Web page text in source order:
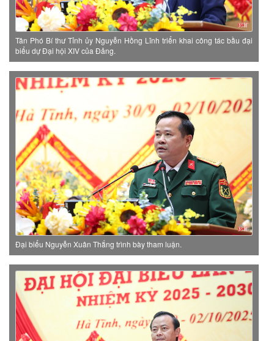
Tân Phó Bí thư Tỉnh ủy Nguyễn Hồng Lĩnh triển khai công tác bầu đại
biểu dự Đại hội XIV của Đảng.
Đại biểu Nguyễn Xuân Thắng trình bày tham luận.